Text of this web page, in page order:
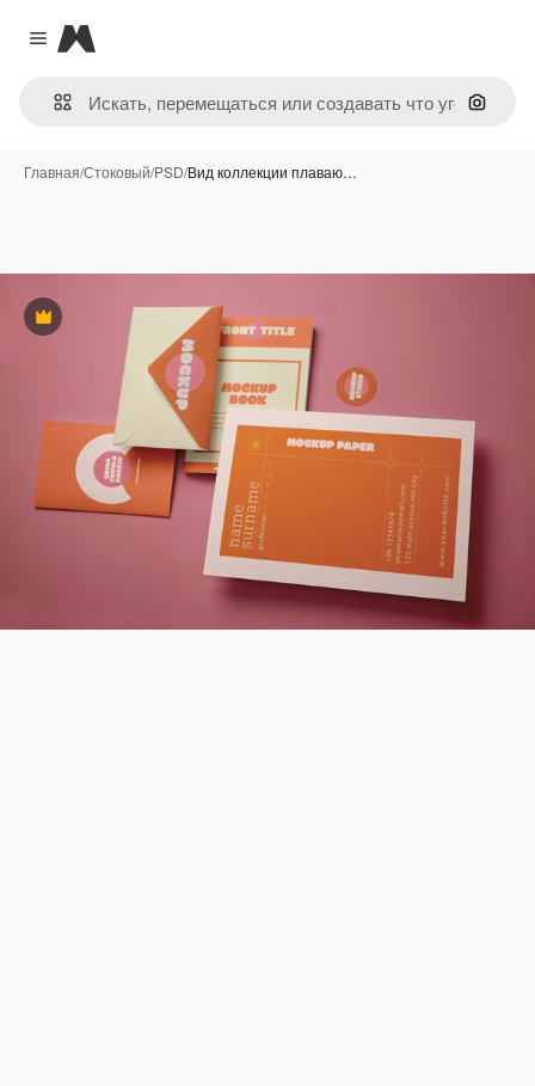
Close menu
Magnific
Поиск
Главная/Стоковый/PSD/Вид коллекции плаваю…
Премиум